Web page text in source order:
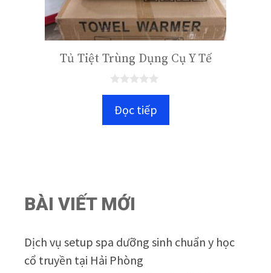
Tủ Tiệt Trùng Dụng Cụ Y Tế
gĐọc tiếp
BÀI VIẾT MỚI
Dịch vụ setup spa dưỡng sinh chuẩn y học
cổ truyền tại Hải Phòng